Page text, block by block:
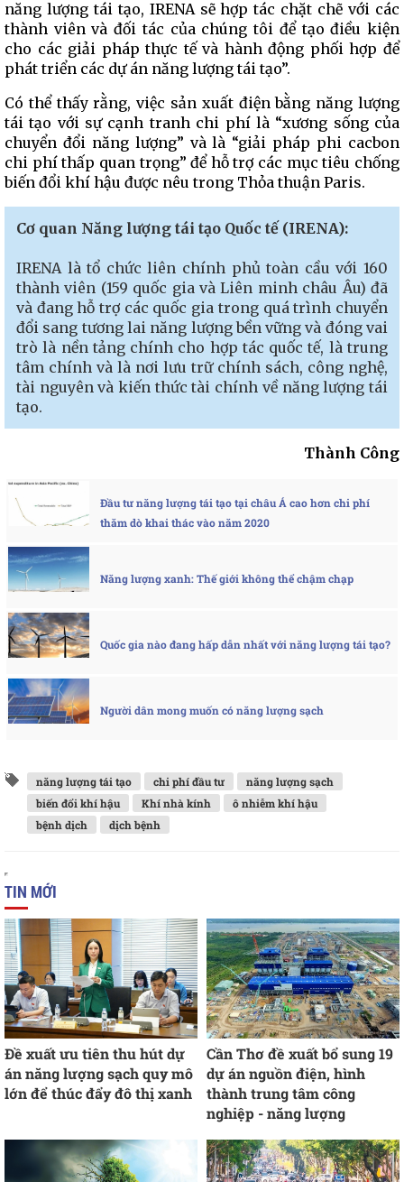
năng lượng tái tạo, IRENA sẽ hợp tác chặt chẽ với các
thành viên và đối tác của chúng tôi để tạo điều kiện
cho các giải pháp thực tế và hành động phối hợp để
phát triển các dự án năng lượng tái tạo”.
Có thể thấy rằng, việc sản xuất điện bằng năng lượng
tái tạo với sự cạnh tranh chi phí là “xương sống của
chuyển đổi năng lượng” và là “giải pháp phi cacbon
chi phí thấp quan trọng” để hỗ trợ các mục tiêu chống
biến đổi khí hậu được nêu trong Thỏa thuận Paris.
Cơ quan Năng lượng tái tạo Quốc tế (IRENA):
IRENA là tổ chức liên chính phủ toàn cầu với 160
thành viên (159 quốc gia và Liên minh châu Âu) đã
và đang hỗ trợ các quốc gia trong quá trình chuyển
đổi sang tương lai năng lượng bền vững và đóng vai
trò là nền tảng chính cho hợp tác quốc tế, là trung
tâm chính và là nơi lưu trữ chính sách, công nghệ,
tài nguyên và kiến ​​thức tài chính về năng lượng tái
tạo.
Thành Công
Đầu tư năng lượng tái tạo tại châu Á cao hơn chi phí
thăm dò khai thác vào năm 2020
Năng lượng xanh: Thế giới không thể chậm chạp
Quốc gia nào đang hấp dẫn nhất với năng lượng tái tạo?
Người dân mong muốn có năng lượng sạch
năng lượng tái tạo chi phí đầu tư
năng lượng sạch
biến đổi khí hậu
Khí nhà kính
ô nhiễm khí hậu
bệnh dịch
dịch bệnh
TIN MỚI
Đề xuất ưu tiên thu hút dự
án năng lượng sạch quy mô
lớn để thúc đẩy đô thị xanh
Cần Thơ đề xuất bổ sung 19
dự án nguồn điện, hình
thành trung tâm công
nghiệp - năng lượng